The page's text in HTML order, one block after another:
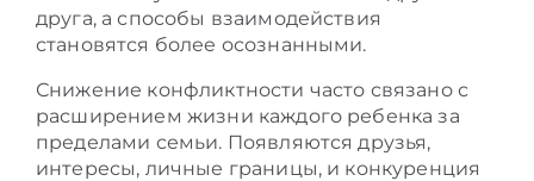
друга, а способы взаимодействия
становятся более осознанными.
Снижение конфликтности часто связано с
расширением жизни каждого ребенка за
пределами семьи. Появляются друзья,
интересы, личные границы, и конкуренция